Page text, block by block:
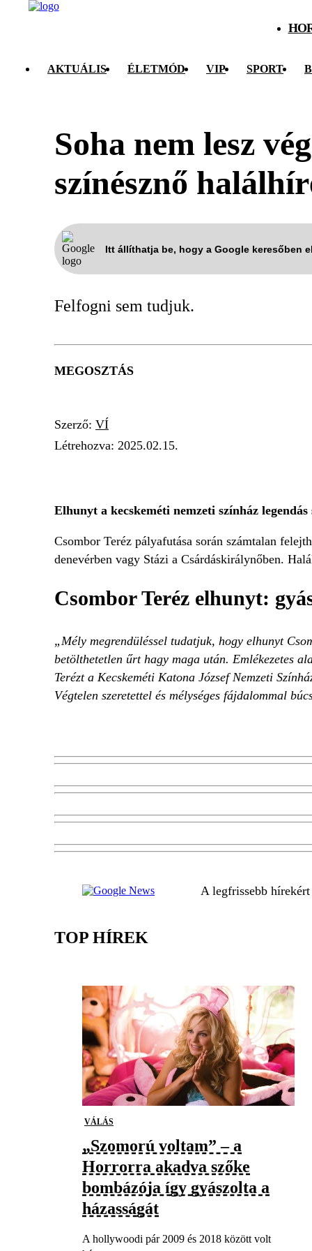
AKTUÁLIS ÉLETMÓD VIP SPORT
Soha nem lesz
színésznő
Itt állíthatja be, hogy a Google keresőben
Felfogni sem tudjuk.
MEGOSZTÁS
Szerző: VÍ
Létrehozva: 2025.02.15.
Elhunyt a kecskeméti nemzeti színház
Csombor Teréz pályafutása során számtalan
denevérben vagy Stázi a Csárdáskirálynőben.
Csombor Teréz elhunyt:
„Mély megrendüléssel tudatjuk, hogy elhunyt
betölthetetlen űrt hagy maga után. Emlékezetes
Terézt a Kecskeméti Katona József Nemzeti
Végtelen szeretettel és mélységes fájdalommal
A legfrissebb
TOP HÍREK
VÁLÁS
„Szomorú voltam” – a
Horrorra akadva szőke
bombázója így gyászolta a
házasságát
A hollywoodi pár 2009 és 2018 között volt